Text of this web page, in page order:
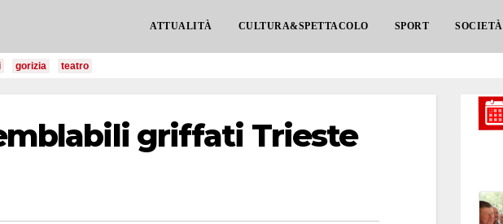
ATTUALITÀ CULTURA&SPETTACOLO SPORT SOCIETÀ
gorizia teatro
griffati Trieste